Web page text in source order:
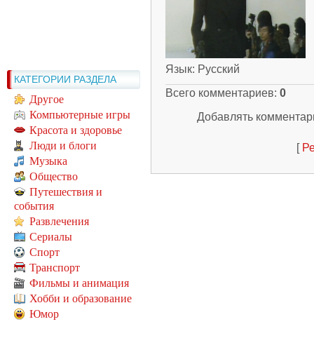
КАТЕГОРИИ РАЗДЕЛА
Другое
Компьютерные игры
Красота и здоровье
Люди и блоги
Музыка
Общество
Путешествия и
события
Развлечения
Сериалы
Спорт
Транспорт
Фильмы и анимация
Хобби и образование
Юмор
Язык: Русский
Всего комментариев: 0
Добавлять
[